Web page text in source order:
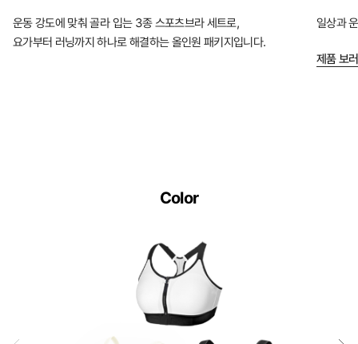
운동 강도에 맞춰 골라 입는 3종 스포츠브라 세트로,
요가부터 러닝까지 하나로 해결하는 올인원 패키지입니다.
일상과
제품 보
Color